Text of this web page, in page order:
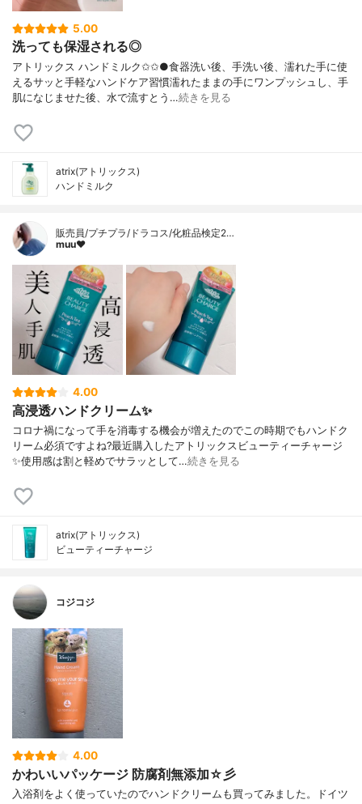
5.00
洗っても保湿される◎
アトリックス ハンドミルク✩✩●食器洗い後、手洗い後、濡れた手に使
えるサッと手軽なハンドケア習慣濡れたままの手にワンプッシュし、手
肌になじませた後、水で流すとう…続きを見る
atrix(アトリックス)
ハンドミルク
販売員/プチプラ/ドラコス/化粧品検定2…
muu❤︎
4.00
高浸透ハンドクリーム✨
コロナ禍になって手を消毒する機会が増えたのでこの時期でもハンドク
リーム必須ですよね?最近購入したアトリックスビューティーチャージ
✨使用感は割と軽めでサラッとして…続きを見る
atrix(アトリックス)
ビューティーチャージ
コジコジ
4.00
かわいいパッケージ 防腐剤無添加☆彡
入浴剤をよく使っていたのでハンドクリームも買ってみました。ドイツ